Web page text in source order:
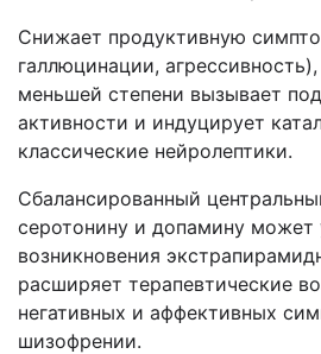
Снижает продуктивную
галлюцинации,
меньшей степени вызывает
активности и индуцирует
классические нейролептики.
Сбалансированный
серотонину и допамину может
возникновения
расширяет терапевтические
негативных и аффективных
шизофрении.